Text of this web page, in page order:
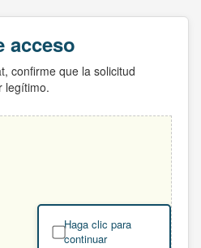
acceso
confirme que la solicitud
legítimo.
Haga clic para
continuar